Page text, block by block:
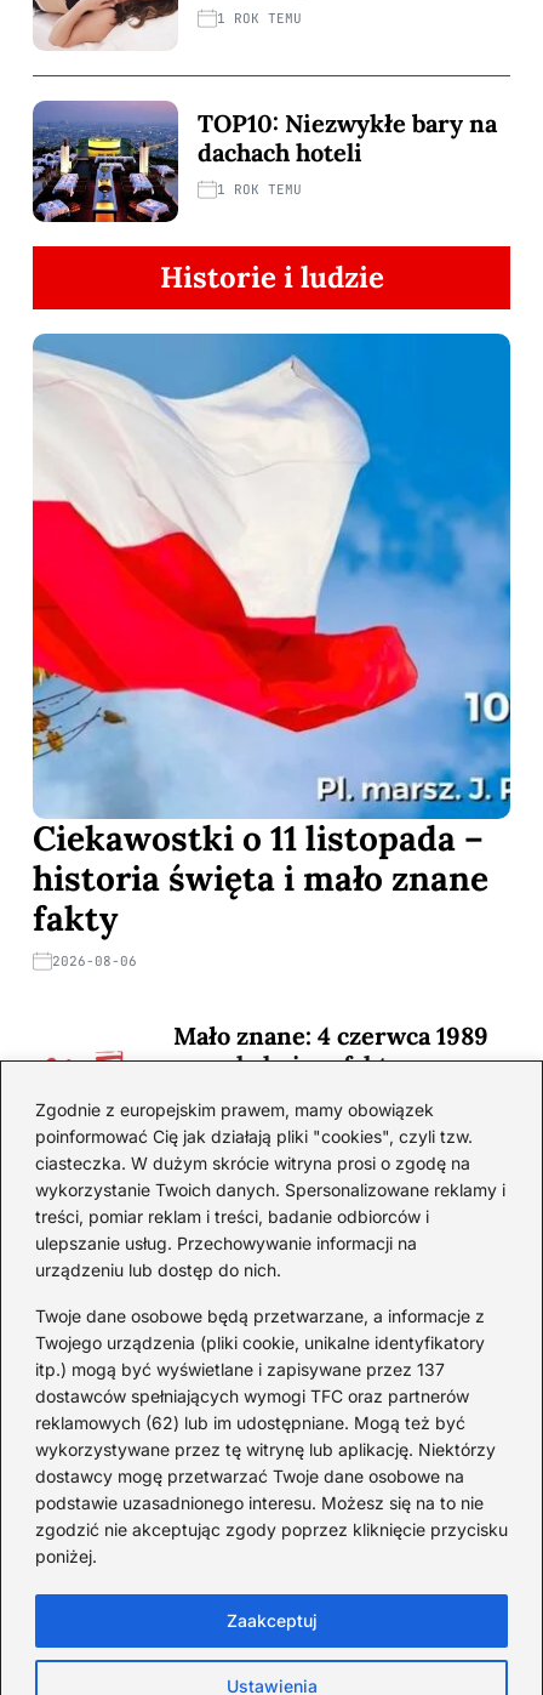
Zgodnie z europejskim prawem, mamy obowiązek
poinformować Cię jak działają pliki "cookies", czyli tzw.
ciasteczka. W dużym skrócie witryna prosi o zgodę na
wykorzystanie Twoich danych. Spersonalizowane reklamy i
treści, pomiar reklam i treści, badanie odbiorców i
ulepszanie usług. Przechowywanie informacji na
urządzeniu lub dostęp do nich.
Twoje dane osobowe będą przetwarzane, a informacje z
Twojego urządzenia (pliki cookie, unikalne identyfikatory
itp.) mogą być wyświetlane i zapisywane przez 137
dostawców spełniających wymogi TFC oraz partnerów
reklamowych (62) lub im udostępniane. Mogą też być
wykorzystywane przez tę witrynę lub aplikację. Niektórzy
dostawcy mogę przetwarzać Twoje dane osobowe na
podstawie uzasadnionego interesu. Możesz się na to nie
zgodzić nie akceptując zgody poprzez kliknięcie przycisku
poniżej.
Ustawienia
Zaakceptuj
1 ROK TEMU
TOP10: Niezwykłe bary na
dachach hoteli
1 ROK TEMU
Historie i ludzie
Ciekawostki o 11 listopada –
historia święta i mało znane
fakty
2026-08-06
Mało znane: 4 czerwca 1989
— zaskakujące fakty
2026-08-03
Ciekawostki o 1. wojnie
światowej — mało znane
fakty i historie
2026-08-02
Zaskakujące ciekawostki o
Krzysztofie Kolumbie
2026-07-20
Mało znane ciekawostki o
Wisławie Szymborskiej
2026-07-16
Zaskakujące ciekawostki o
2026-07-15